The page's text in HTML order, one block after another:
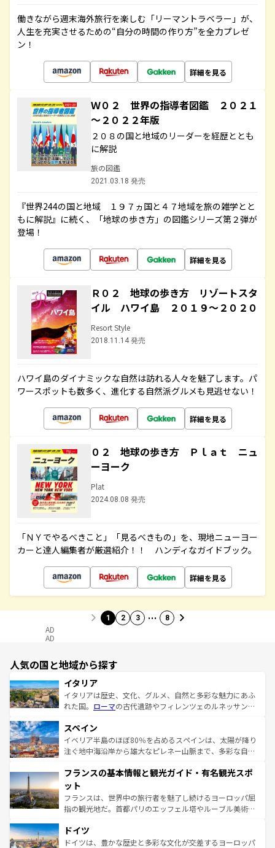
働きながら週末海外旅行を楽しむ「リーマントラベラー」が、
人生を充実させるための“自分の時間の作り方”を全力プレゼ
ン！
詳細を見る
Ｗ０２ 世界の指導者図鑑 ２０２１
～２０２２年版
２０８の国と地域のリーダーを経歴ととも
に解説
旅の図鑑
2021.03.18 発売
『世界244の国と地域 １９７ヵ国と４７地域を旅の雑学とと
もに解説』に続く、「地球の歩き方」の図鑑シリーズ第２弾が
登場！
詳細を見る
Ｒ０２ 地球の歩き方 リゾートスタ
イル ハワイ島 ２０１９～２０２０
Resort Style
2018.11.14 発売
ハワイ島のダイナミックな自然は訪れる人々を魅了します。パ
ワースポットも数多く、進化する自然派グルメも見逃せない！
詳細を見る
０２ 地球の歩き方 Ｐｌａｔ ニュ
ーヨーク
Plat
2024.08.08 発売
「ＮＹでやるべきこと」「見るべきもの」を、現地ニューヨー
カーと達人編集者が厳選紹介！！ ハンディなガイドブック。
詳細を見る
1 2 3 … 8
AD
AD
人気の国と地域から探す
イタリア
イタリアは歴史、文化、グルメ、自然と多彩な魅力にあふ
れた国。 ローマの古代遺跡やフィレンツェのルネッサンス
ろん、トスカーナの美しい田園風景やアマルフィ海岸の絶
景など、自然景観も見逃せない。観光の合間には、本場の
ピザやパスタなど、絶品のイタリア料理を堪能することも
ませてくれるイタリアで、忘れられない旅をしてみよう！
なお、新着のイタリア情報は
しい。
スペイン
イベリア半島のほぼ80％を占めるスペインは、太陽が降り
注ぐ地中海沿岸から雄大なピレネー山脈まで、多彩な自然
文化が根付くこの国では、情熱的なフラメンコ、熱気あふ
れる闘牛、そして美味しいタパスが生活の一部となってい
る。首都マドリードの洗練された雰囲気や、バルセロナの
アートに溢れた街角から、地方では古代ローマ遺跡や中世
せる。地方によって風土や気候が異なるスペインはその個
性で訪れる人を魅了する。 なお、新着のスペイン情報は コ
フランスの基本情報と観光ガイド・有名観光スポ
ット
フランスは、世界中の旅行者を魅了し続けるヨーロッパ屈
指の観光地だ。首都パリのエッフェル塔やルーブル美術館
で、幅広い魅力が詰まっている。華麗な宮殿、歴史的な大
聖堂、美しいビーチ、そして豊かな自然が、訪れる者を心
ドイツ
ドイツは、豊かな歴史と多彩な文化が交差するヨーロッパ